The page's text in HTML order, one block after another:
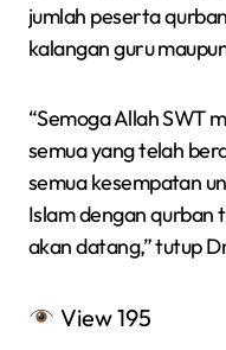
jumlah peserta
kalangan guru
“Semoga Allah SWT
semua yang telah
semua kesempatan
Islam dengan qurban
akan datang,” tutup
View195